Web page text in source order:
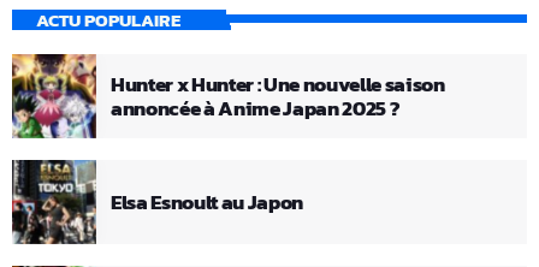
ACTU POPULAIRE
Hunter x Hunter : Une nouvelle saison
annoncée à Anime Japan 2025 ?
Elsa Esnoult au Japon